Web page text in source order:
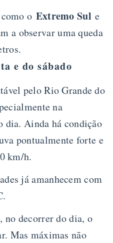
o Extremo Sul e
a observar uma queda
e do sábado
pelo Rio Grande do
na
dia. Ainda há condição
pontualmente forte e
km/h.
já amanhecem com
no decorrer do dia, o
Mas máximas não